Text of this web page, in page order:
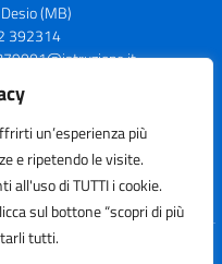
un’esperienza più
e ripetendo le visite.
all'uso di TUTTI i cookie.
sul bottone “scopri di più
tutti.
(MB)
392314